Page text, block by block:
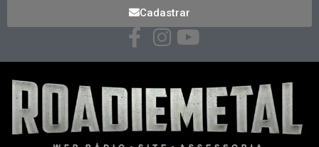
Cadastrar